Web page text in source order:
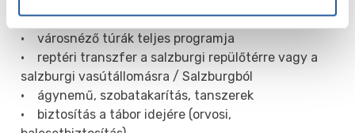
• széleskörű tanórán kívüli program
• városnéző túrák teljes programja
• reptéri transzfer a salzburgi repülőtérre vagy a
salzburgi vasútállomásra / Salzburgból
• ágynemű, szobatakarítás, tanszerek
• biztosítás a tábor idejére (orvosi,